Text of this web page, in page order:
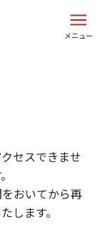
メニュー
セスできませ
おいてから再
します。